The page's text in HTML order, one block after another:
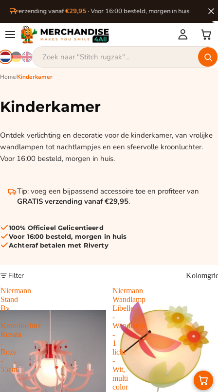
verzending vanaf€29,95· Voor 16:00 besteld, morgen in huis
Home/Kinderkamer
Kinderkamer
Ontdek verlichting en decoratie voor de kinderkamer, van vrolijke
wandlampen tot nachtlampjes en een sfeervolle kroonluchter.
Voor 16:00 besteld, morgen in huis.
Tip: voeg een bijpassend accessoire toe en profiteer van
GRATIS verzending vanaf €29,95.
100% Officieel Gelicentieerd
Voor 16:00 besteld, morgen in huis
Achteraf betalen met Riverty
Filter
Niermann
Stand
By
-
Kroonluchter
Rosata
-
Roze
-
55cm
Niermann
Wandlamp
Libelle
-
Wandlamp
-
1
licht
-
Wit,
multi
color